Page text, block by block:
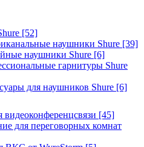
[52]
наушники Shure [39]
наушники Shure [6]
гарнитуры Shure
для наушников Shure [6]
видеоконференцсвязи [45]
для переговорных комнат